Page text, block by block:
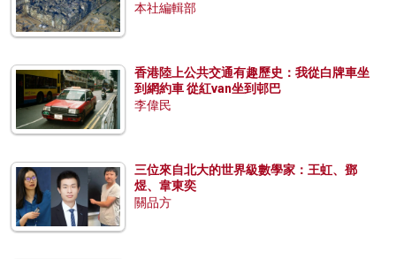
本社編輯部
香港陸上公共交通有趣歷史：我從白牌車坐
到網約車 從紅van坐到邨巴
李偉民
三位來自北大的世界級數學家：王虹、鄧
煜、韋東奕
關品方